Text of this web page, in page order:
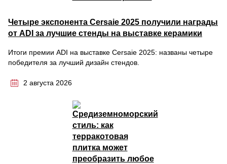
Четыре экспонента Cersaie 2025 получили награды
от ADI за лучшие стенды на выставке керамики
Итоги премии ADI на выставке Cersaie 2025: названы четыре
победителя за лучший дизайн стендов.
2 августа 2026